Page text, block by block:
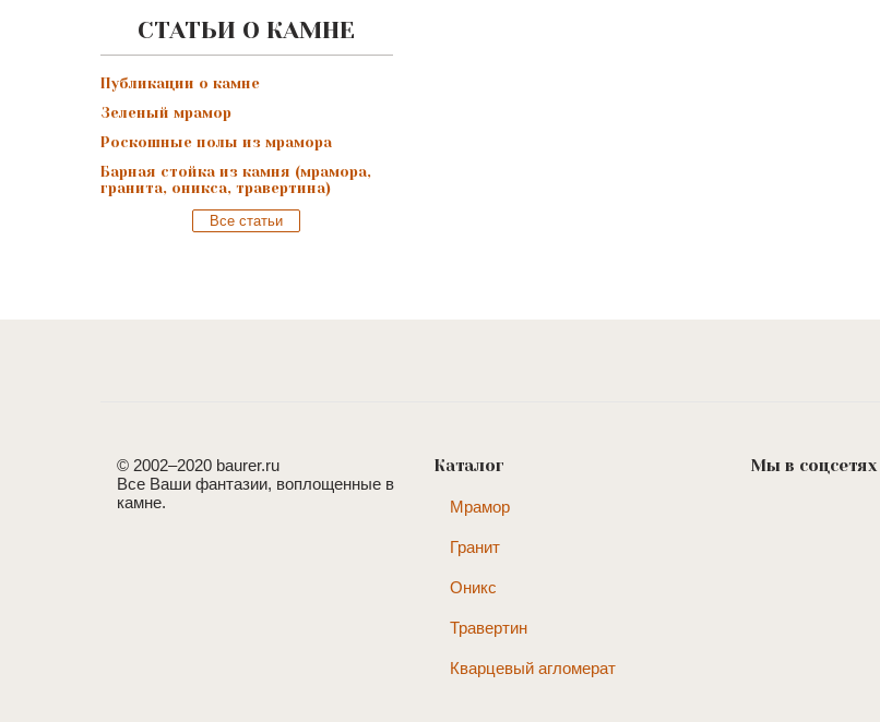
СТАТЬИ О КАМНЕ
Публикации о камне
Зеленый мрамор
Роскошные полы из мрамора
Барная стойка из камня (мрамора,
гранита, оникса, травертина)
Все статьи
© 2002–2020 baurer.ru
Все Ваши фантазии, воплощенные в
камне.
Каталог
Мрамор
Гранит
Оникс
Травертин
Кварцевый агломерат
Мы в соцсетях